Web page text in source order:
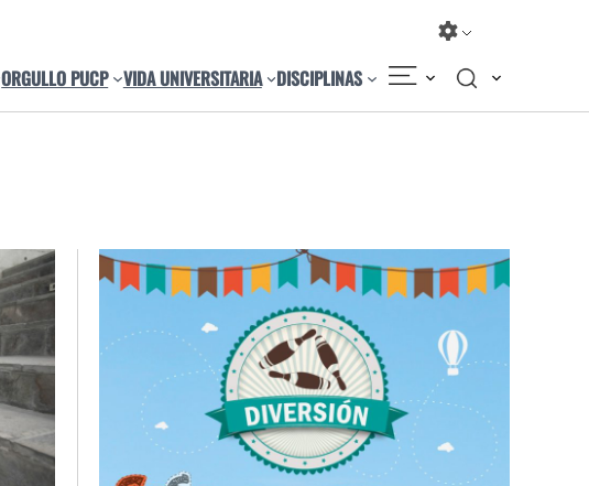
ORGULLO PUCP VIDA UNIVERSITARIA DISCIPLINAS